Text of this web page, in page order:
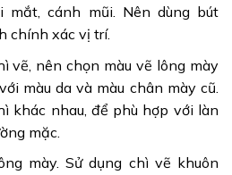
mắt, cánh mũi. Nên dùng bút
chính xác vị trí.
vẽ, nên chọn màu vẽ lông mày
màu da và màu chân mày cũ.
khác nhau, để phù hợp với làn
mặc.
mày. Sử dụng chì vẽ khuôn